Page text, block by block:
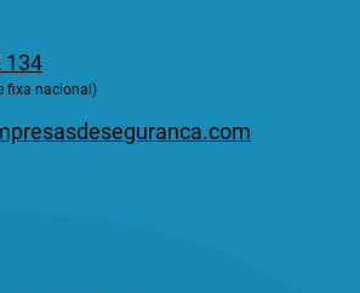
134
fixa nacional)